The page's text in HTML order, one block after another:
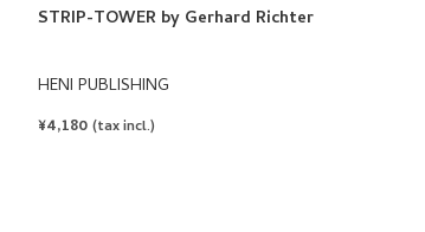
STRIP-TOWER by Gerhard Richter
HENI PUBLISHING
REGULAR
¥4,180 (tax incl.)